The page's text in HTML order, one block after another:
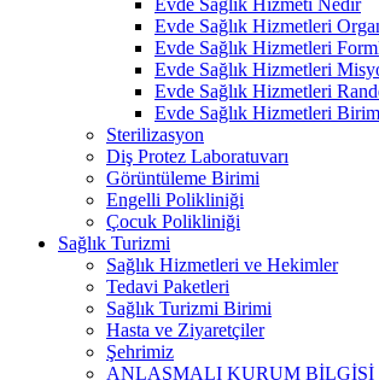
Evde Sağlık Hizmetleri
Evde Sağlık Hizmetleri
Evde Sağlık Hizmetleri
Evde Sağlık Hizmetleri
Evde Sağlık Hizmetleri
Sterilizasyon
Diş Protez Laboratuvarı
Görüntüleme Birimi
Engelli Polikliniği
Çocuk Polikliniği
Sağlık Turizmi
Sağlık Hizmetleri ve Hekimler
Tedavi Paketleri
Sağlık Turizmi Birimi
Hasta ve Ziyaretçiler
Şehrimiz
ANLAŞMALI KURUM BİLGİSİ